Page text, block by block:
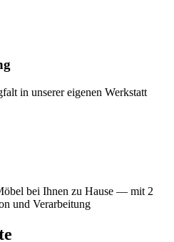
in unserer eigenen Werkstatt
bei Ihnen zu Hause — mit 2
und Verarbeitung